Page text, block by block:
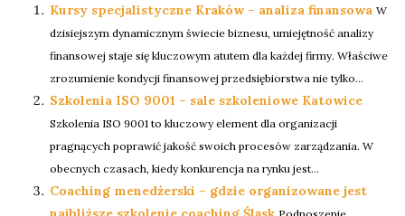
Kursy specjalistyczne Kraków – analiza finansowa W
dzisiejszym dynamicznym świecie biznesu, umiejętność analizy
finansowej staje się kluczowym atutem dla każdej firmy. Właściwe
zrozumienie kondycji finansowej przedsiębiorstwa nie tylko...
Szkolenia ISO 9001 – sale szkoleniowe Katowice
Szkolenia ISO 9001 to kluczowy element dla organizacji
pragnących poprawić jakość swoich procesów zarządzania. W
obecnych czasach, kiedy konkurencja na rynku jest...
Coaching menedżerski – gdzie organizowane jest